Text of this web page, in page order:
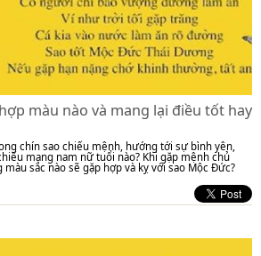
màu nào và mang lại điều tốt hay
chín sao chiếu mệnh, hướng tới sự bình yên,
mạng nam nữ tuổi nào? Khi gặp mệnh chủ
sắc nào sẽ gặp hợp và kỵ với sao Mộc Đức?